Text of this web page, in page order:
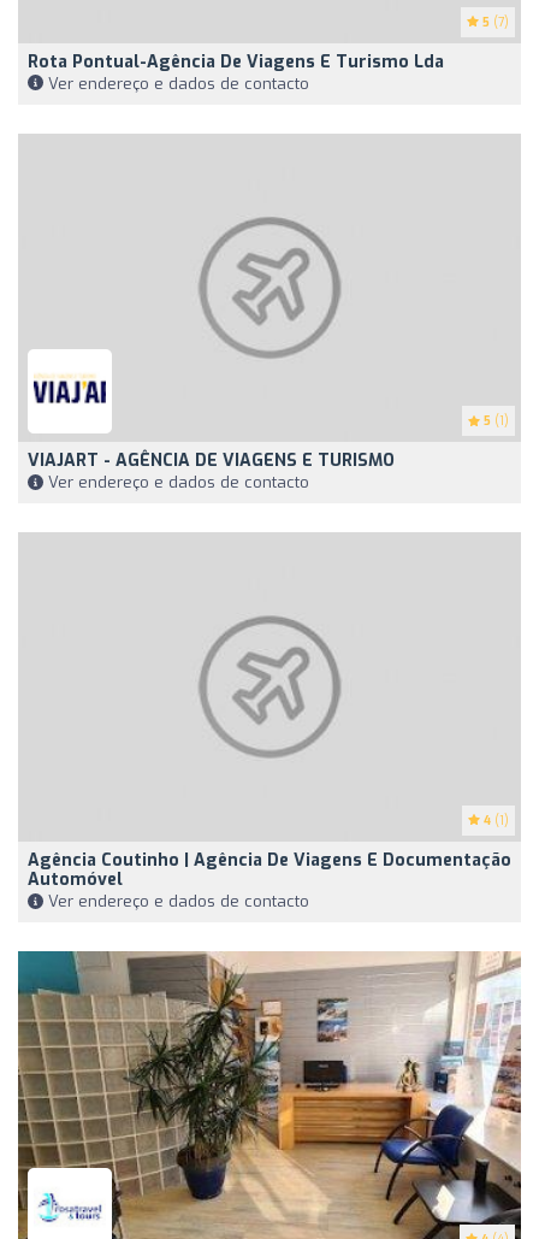
5 (7)
Rota Pontual-Agência De Viagens E Turismo Lda
Ver endereço e dados de contacto
5 (1)
VIAJART - AGÊNCIA DE VIAGENS E TURISMO
Ver endereço e dados de contacto
4 (1)
Agência Coutinho | Agência De Viagens E Documentação
Automóvel
Ver endereço e dados de contacto